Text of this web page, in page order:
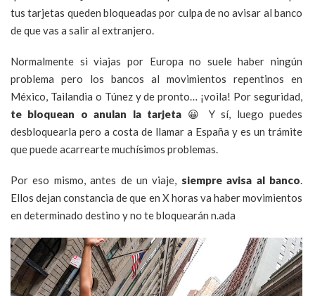
tus tarjetas queden bloqueadas por culpa de no avisar al banco
de que vas a salir al extranjero.
Normalmente si viajas por Europa no suele haber ningún
problema pero los bancos al movimientos repentinos en
México, Tailandia o Túnez y de pronto… ¡voila! Por seguridad,
te bloquean o anulan la tarjeta 😀 Y sí, luego puedes
desbloquearla pero a costa de llamar a España y es un trámite
que puede acarrearte muchísimos problemas.
Por eso mismo, antes de un viaje, siempre avisa al banco.
Ellos dejan constancia de que en X horas va haber movimientos
en determinado destino y no te bloquearán n.ada